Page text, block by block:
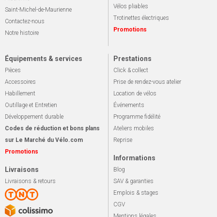
Saint-Michel-de-Maurienne
Contactez-nous
Notre histoire
Vélos pliables
Trotinettes électriques
Promotions
Équipements & services
Pièces
Accessoires
Habillement
Outillage et Entretien
Développement durable
Codes de réduction et bons plans
sur Le Marché du Vélo.com
Promotions
Livraisons
Livraisons & retours
Prestations
Click & collect
Prise de rendez-vous atelier
Location de vélos
Événements
Programme fidélité
Ateliers mobiles
Reprise
Informations
Blog
SAV & garanties
Emplois & stages
CGV